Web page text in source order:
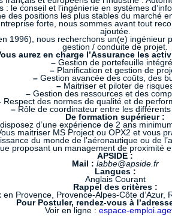
: le conseil et l’ingénierie en systèmes
des positions les plus stables du marché
forte, nous sommes avant tout
ajoutée.
1996), nous recherchons un(e)
gestion / conduite de projet.
aurez en charge l’Assurance les
–Gestion de portefeuille
– Planification et gestion de
– Gestion avancée des coûts, des
– Maitriser et piloter de
– Gestion des ressources et des
Respect des normes de qualité et de
–Rôle de coordinateur entre les
De formation supérieur :
d’une expérience de 2 ans
maitriser MS Project ou OPX2 et vous
du monde de l’aéronautique ou de
proposant un management de proximité
APSIDE :
Mail : labbe@apside.fr
Langues :
Anglais Courant
Rappel des critères :
en Provence, Provence-Alpes-Côte d’Azur,
Pour Postuler, rendez-vous à
Voir en ligne : espace-